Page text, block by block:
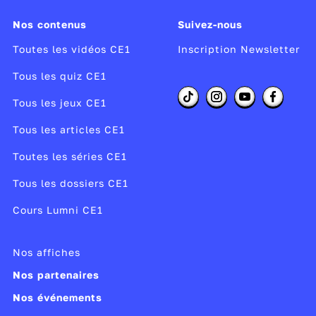
Nos contenus
Toutes les vidéos CE1
Tous les quiz CE1
Tous les jeux CE1
Tous les articles CE1
Toutes les séries CE1
Tous les dossiers CE1
Cours Lumni CE1
Suivez-nous
Inscription Newsletter
Nos affiches
Nos partenaires
Nos événements